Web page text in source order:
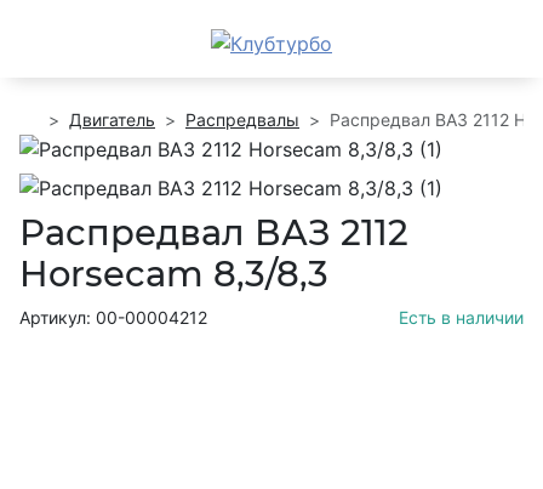
Двигатель Распредвалы Распредвал ВАЗ 2112
Распредвал ВАЗ 2112
Horsecam 8,3/8,3
Артикул: 00-00004212 Есть в наличии